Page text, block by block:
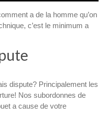
a de la homme qu’on
c’est le minimum a
dispute? Principalement les
Nos subordonnes de
a cause de votre